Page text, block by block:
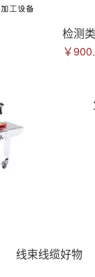
检测
￥
线束线缆好物